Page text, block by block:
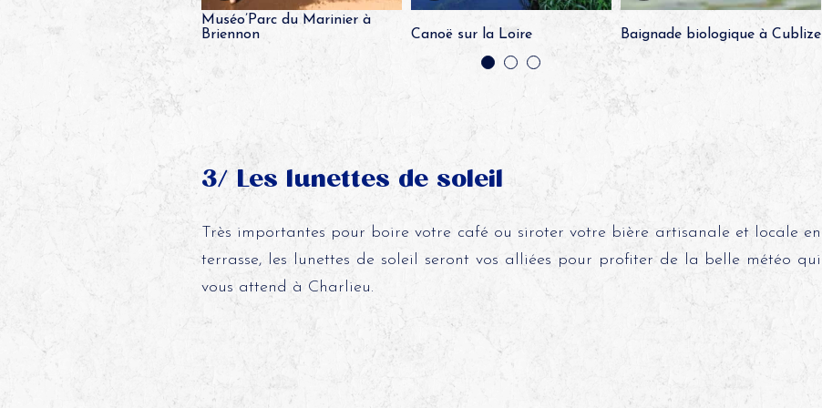
biologique à Cublize
Muséo’Parc du Marinier à
Briennon
Canoë sur la Loire Baignade biologique à Cublize
3/ Les lunettes de soleil
Très importantes pour boire votre café ou siroter votre bière artisanale et locale en
terrasse, les lunettes de soleil seront vos alliées pour profiter de la belle météo qui
vous attend à Charlieu.